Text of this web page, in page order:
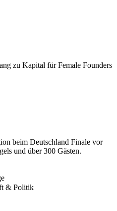
zu Kapital für Female Founders
beim Deutschland Finale vor
und über 300 Gästen.
& Politik